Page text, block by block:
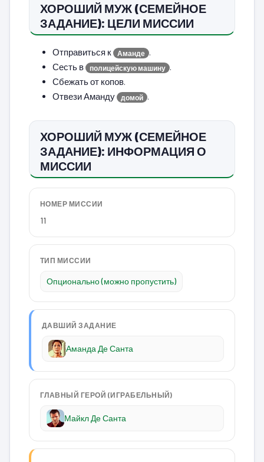
ХОРОШИЙ МУЖ (СЕМЕЙНОЕ
ЗАДАНИЕ): ЦЕЛИ МИССИИ
Отправиться к Аманде .
Сесть в
полицейскую машину .
Сбежать от копов.
Отвези Аманду
домой .
ХОРОШИЙ МУЖ (СЕМЕЙНОЕ
ЗАДАНИЕ): ИНФОРМАЦИЯ О
МИССИИ
НОМЕР МИССИИ
11
ТИП МИССИИ
Опционально (можно пропустить)
ДАВШИЙ ЗАДАНИЕ
Аманда Де Санта
ГЛАВНЫЙ ГЕРОЙ (ИГРАБЕЛЬНЫЙ)
Майкл Де Санта